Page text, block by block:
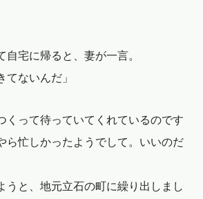
宅に帰ると、妻が一言。
てないんだ」
くって待っていてくれているのです
ら忙しかったようでして。いいのだ
うと、地元立石の町に繰り出しまし